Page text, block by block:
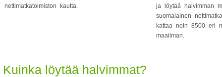
nettimatkatoimiston kautta.
ja löytää halvimman
suomalainen
kattaa noin 8500 eri
maailman.
Kuinka löytää halvimmat?